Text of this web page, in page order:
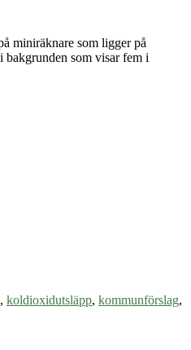
, koldioxidutsläpp, kommunförslag,